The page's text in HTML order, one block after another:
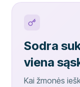
Sodra
viena
Kai žmonės